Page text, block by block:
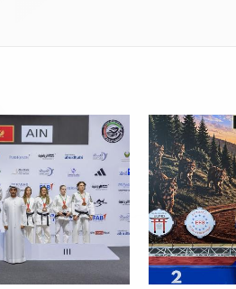
Jitsu
Sumo
BJJ
Pankration
News
Attività